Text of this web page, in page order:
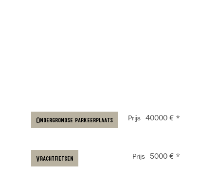
Ondergrondse parkeerplaats Prijs 40000 € *
Vrachtfietsen Prijs 5000 € *